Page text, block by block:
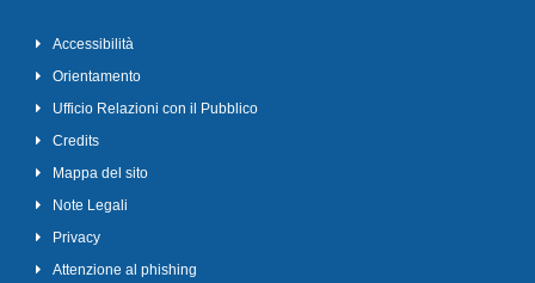
Accessibilità
Orientamento
Ufficio Relazioni con il Pubblico
Credits
Mappa del sito
Note Legali
Privacy
Attenzione al phishing